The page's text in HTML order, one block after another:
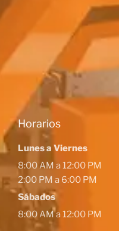
Horarios
Lunes a Viernes
8:00 AM a 12:00 PM
2:00 PM a 6:00 PM
Sábados
8:00 AM a 12:00 PM